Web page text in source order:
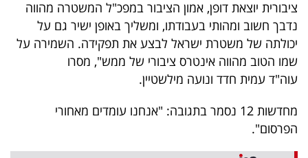
ציבורית יוצאת דופן, אמון הציבור במפכ"ל המשטרה מהווה
נדבך חשוב ומהותי בעבודתו, ומשליך באופן ישיר גם על
יכולתה של משטרת ישראל לבצע את תפקידה. השמירה על
שמו הטוב מהווה אינטרס ציבורי של ממש", מסרו
עוה"ד עמית חדד ונועה מילשטיין.
מחדשות 12 נסמר בתגובה: "אנחנו עומדים מאחורי
הפרסום".